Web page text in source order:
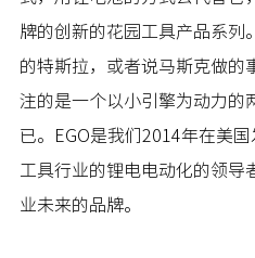
牌的创新的花园工具产品系列
的特斯拉，或者说马斯克做的
注的是一个以小引擎为动力的
已。EGO是我们2014年在美
工具行业的锂电电动化的领导
业未来的品牌。